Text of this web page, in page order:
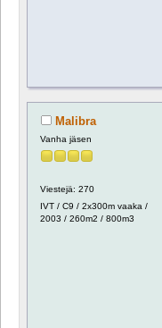
Malibra
Vanha jäsen
Viestejä: 270
IVT / C9 / 2x300m vaaka /
2003 / 260m2 / 800m3